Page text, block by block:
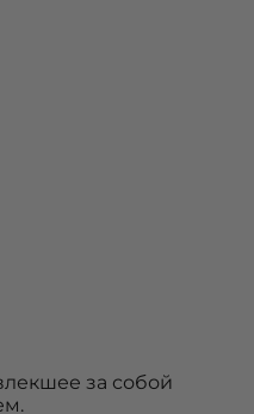
за собой